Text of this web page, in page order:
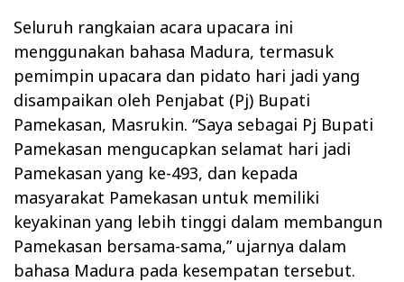
Seluruh rangkaian acara upacara ini
menggunakan bahasa Madura, termasuk
pemimpin upacara dan pidato hari jadi yang
disampaikan oleh Penjabat (Pj) Bupati
Pamekasan, Masrukin. “Saya sebagai Pj Bupati
Pamekasan mengucapkan selamat hari jadi
Pamekasan yang ke-493, dan kepada
masyarakat Pamekasan untuk memiliki
keyakinan yang lebih tinggi dalam membangun
Pamekasan bersama-sama,” ujarnya dalam
bahasa Madura pada kesempatan tersebut.